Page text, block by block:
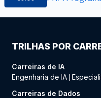
TRILHAS POR
Carreiras de IA
Engenharia de IA
Carreiras de Dados